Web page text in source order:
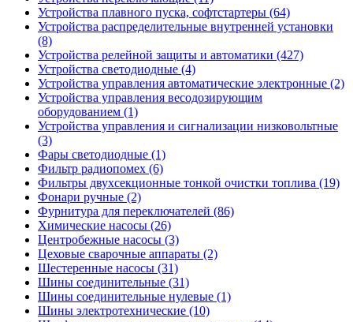
Устройства плавного пуска, софтстартеры (64)
Устройства распределительные внутренней установки
(8)
Устройства релейной защиты и автоматики (427)
Устройства светодиодные (4)
Устройства управления автоматические электронные (2)
Устройства управления весодозирующим
оборудованием (1)
Устройства управления и сигнализации низковольтные
(3)
Фары светодиодные (1)
Фильтр радиопомех (6)
Фильтры двухсекционные тонкой очистки топлива (19)
Фонари ручные (2)
Фурнитура для переключателей (86)
Химические насосы (26)
Центробежные насосы (3)
Цеховые сварочные аппараты (2)
Шестеренные насосы (31)
Шины соединительные (31)
Шины соединительные нулевые (1)
Шины электротехнические (10)